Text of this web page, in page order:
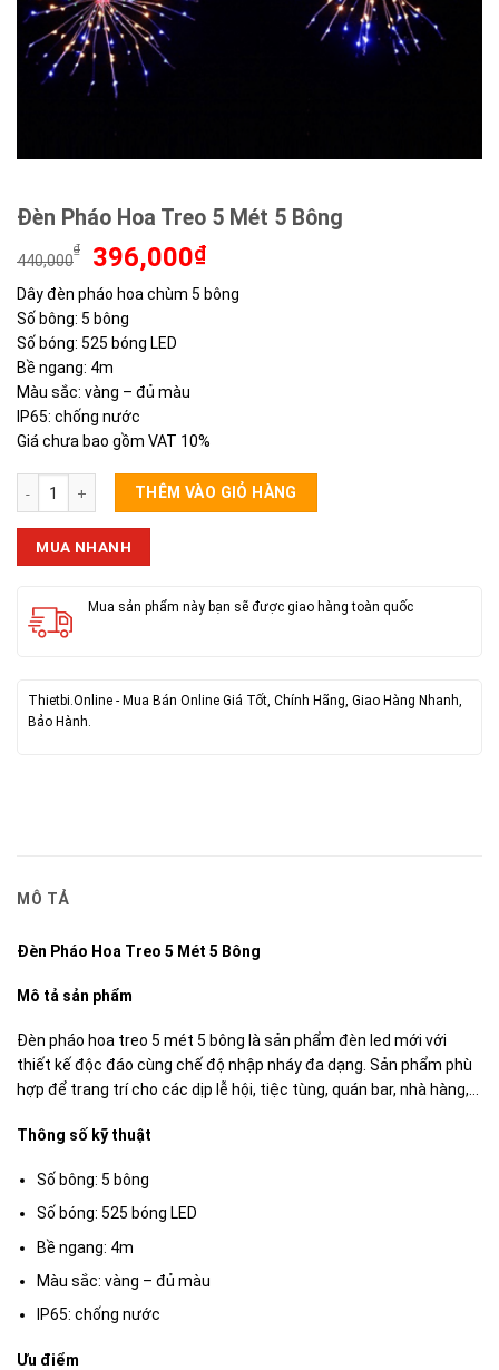
Đèn Pháo Hoa Treo 5 Mét 5 Bông
440,000
₫
Giá
là:
440,000₫.
396,000₫Giá
tại
Dây đèn pháo hoa chùm 5 bông
Số bông: 5 bông
Số bóng: 525 bóng LED
Bề ngang: 4m
Màu sắc: vàng – đủ màu
IP65: chống nước
Giá chưa bao gồm VAT 10%
Đèn Pháo Hoa Treo 5 Mét 5 Bông số lượng
THÊM VÀO GIỎ HÀNG
MUA NHANH
Mua sản phẩm này bạn sẽ được giao hàng toàn quốc
Thietbi.Online - Mua Bán Online Giá Tốt, Chính Hãng, Giao Hàng Nhanh,
Bảo Hành.
MÔ TẢ
Đèn Pháo Hoa Treo 5 Mét 5 Bông
Mô tả sản phẩm
Đèn pháo hoa treo 5 mét 5 bông là sản phẩm đèn led mới với
thiết kế độc đáo cùng chế độ nhập nháy đa dạng. Sản phẩm phù
hợp để trang trí cho các dịp lễ hội, tiệc tùng, quán bar, nhà hàng,…
Thông số kỹ thuật
Số bông: 5 bông
Số bóng: 525 bóng LED
Bề ngang: 4m
Màu sắc: vàng – đủ màu
IP65: chống nước
Ưu điểm